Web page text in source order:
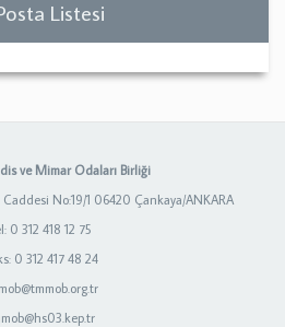
Listesi
ve Mimar Odaları Birliği
No:19/1 06420 Çankaya/ANKARA
0 312 418 12 75
0 312 417 48 24